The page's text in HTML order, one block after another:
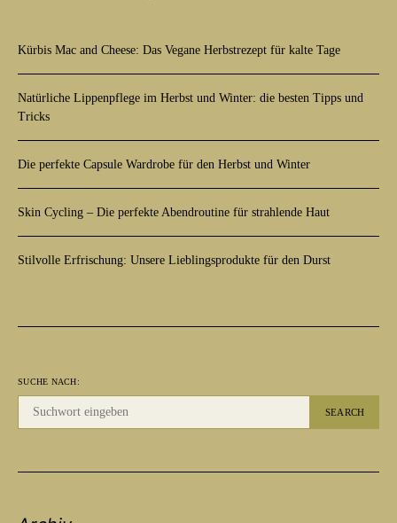
Kürbis Mac and Cheese: Das Vegane Herbstrezept für kalte Tage
Natürliche Lippenpflege im Herbst und Winter: die besten Tipps und
Tricks
Die perfekte Capsule Wardrobe für den Herbst und Winter
Skin Cycling – Die perfekte Abendroutine für strahlende Haut
Stilvolle Erfrischung: Unsere Lieblingsprodukte für den Durst
SUCHE NACH:
SEARCH